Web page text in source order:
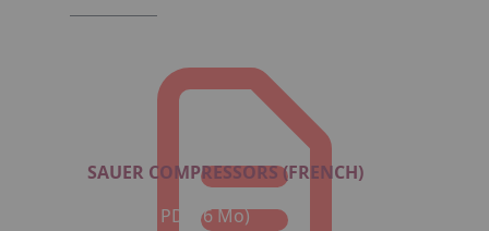
SAUER COMPRESSORS (FRENCH)
Format : PDF (6 Mo)